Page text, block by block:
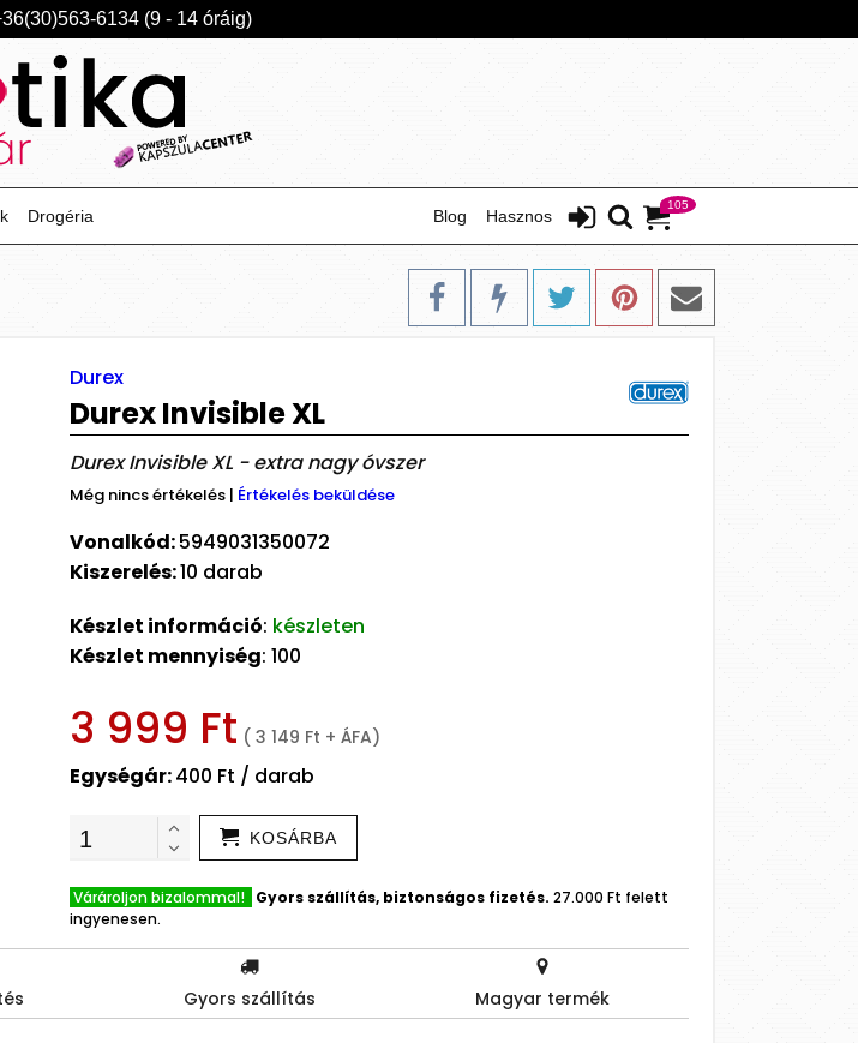
6134 (9 - 14 óráig)
105
Hasznos
Blog
Drogéria
Durex
Durex Invisible XL
Durex Invisible XL - extra nagy óvszer
Még nincs értékelés | Értékelés beküldése
Vonalkód:5949031350072
Kiszerelés:10 darab
Készlet információ: készleten
Készlet mennyiség: 100
3 999 Ft ( 3 149 Ft + ÁFA)
Egységár:400 Ft / darab
KOSÁRBA
Várároljon bizalommal! Gyors szállítás, biztonságos fizetés. 27.000 Ft felett
ingyenesen.
Gyors szállítás Magyar termék